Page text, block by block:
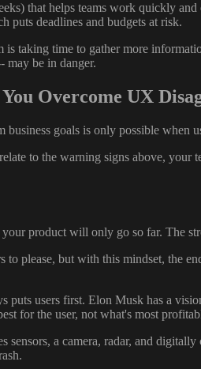
that helps teams work quickly
puts deadlines and budgets at risk.
taking time to gather more
may be in danger.
Overcome UX
goals is only possible when
to the warning signs above,
product will only go so far. The
to please, but with this mindset, the
puts users first. Elon Musk has a
for the user, not what's most
sensors, a camera, radar, and